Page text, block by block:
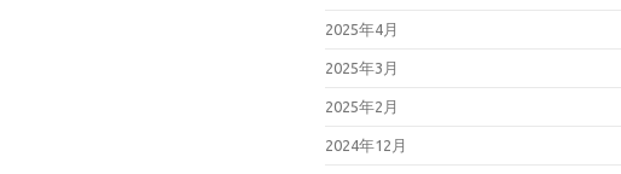
2025年4月
2025年3月
2025年2月
2024年12月